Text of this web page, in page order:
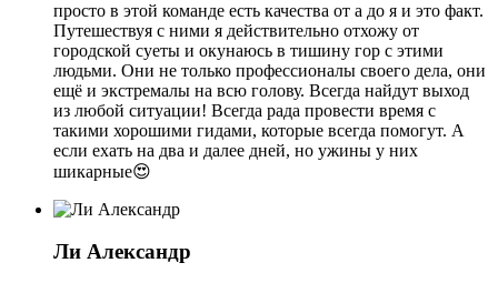
просто в этой команде есть качества от а до я и это факт.
Путешествуя с ними я действительно отхожу от
городской суеты и окунаюсь в тишину гор с этими
людьми. Они не только профессионалы своего дела, они
ещё и экстремалы на всю голову. Всегда найдут выход
из любой ситуации! Всегда рада провести время с
такими хорошими гидами, которые всегда помогут. А
если ехать на два и далее дней, но ужины у них
шикарные😍
Ли Александр